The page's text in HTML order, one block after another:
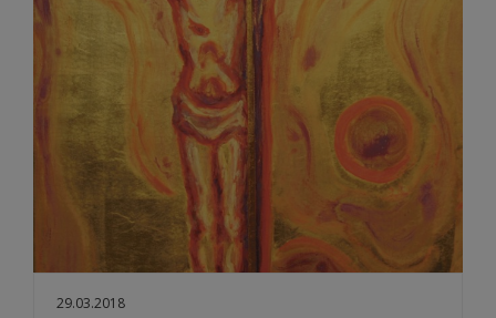
29.03.2018